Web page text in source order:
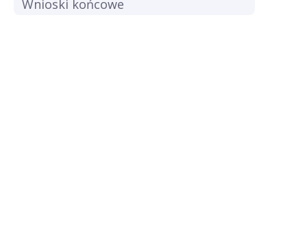
Wnioski końcowe